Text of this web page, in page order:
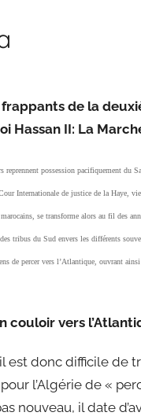
frappants de la
Hassan II: La
possession pacifiquement du
Internationale de justice de la Haye,
se transforme alors au fil des
tribus du Sud envers les différents
de percer vers l’Atlantique, ouvrant
couloir vers
est donc difficile de
l’Algérie de «
nouveau, il date